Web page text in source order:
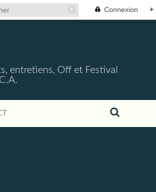
Connexion +
entretiens, Off et Festival